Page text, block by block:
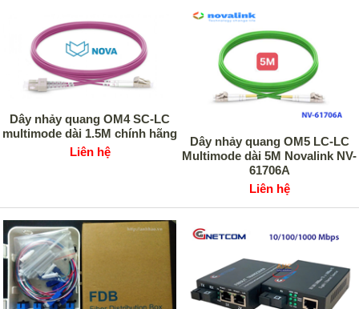
Dây nhảy quang OM4 SC-LC
multimode dài 1.5M chính hãng
Liên hệ
Dây nhảy quang OM5 LC-LC
Multimode dài 5M Novalink NV-
61706A
Liên hệ